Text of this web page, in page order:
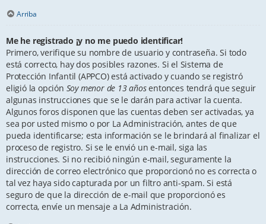
Arriba
Me he registrado ¡y no me puedo identificar!
Primero, verifique su nombre de usuario y contraseña. Si todo
está correcto, hay dos posibles razones. Si el Sistema de
Protección Infantil (APPCO) está activado y cuando se registró
eligió la opción Soy menor de 13 añosentonces tendrá que seguir
algunas instrucciones que se le darán para activar la cuenta.
Algunos foros disponen que las cuentas deben ser activadas, ya
sea por usted mismo o por La Administración, antes de que
pueda identificarse; esta información se le brindará al finalizar el
proceso de registro. Si se le envió un e-mail, siga las
instrucciones. Si no recibió ningún e-mail, seguramente la
dirección de correo electrónico que proporcionó no es correcta o
tal vez haya sido capturada por un filtro anti-spam. Si está
seguro de que la dirección de e-mail que proporcionó es
correcta, envíe un mensaje a La Administración.